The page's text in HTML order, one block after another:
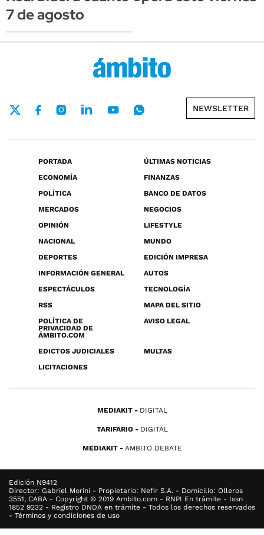
7 de agosto
NEWSLETTER
PORTADA
ÚLTIMAS NOTICIAS
ECONOMÍA
FINANZAS
POLÍTICA
BANCO DE DATOS
MERCADOS
NEGOCIOS
OPINIÓN
LIFESTYLE
NACIONAL
MUNDO
DEPORTES
EDICIÓN IMPRESA
INFORMACIÓN GENERAL
AUTOS
ESPECTÁCULOS
TECNOLOGÍA
RSS
MAPA DEL SITIO
POLÍTICA DE
PRIVACIDAD DE
ÁMBITO.COM
AVISO LEGAL
EDICTOS JUDICIALES
MULTAS
LICITACIONES
MEDIAKIT DIGITAL
TARIFARIO DIGITAL
MEDIAKIT AMBITO DEBATE
Edición N9412
Director: Gabriel Morini - Propietario: Nefir S.A. - Domicilio: Olleros
3551, CABA - Copyright © 2019 Ambito.com - RNPI En trámite - Issn
1852 9232 - Registro DNDA en trámite - Todos los derechos reservados
- Términos y condiciones de uso